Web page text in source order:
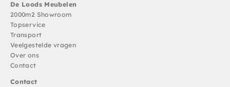
De Loods Meubelen
2000m2 Showroom
Topservice
Transport
Veelgestelde vragen
Over ons
Contact
Contact